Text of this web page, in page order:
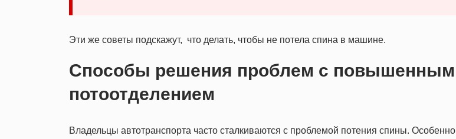
Эти же советы подскажут, что делать, чтобы не потела спина в машине.
Способы решения проблем с повышенным
потоотделением
Владельцы автотранспорта часто сталкиваются с проблемой потения спины. Особенно